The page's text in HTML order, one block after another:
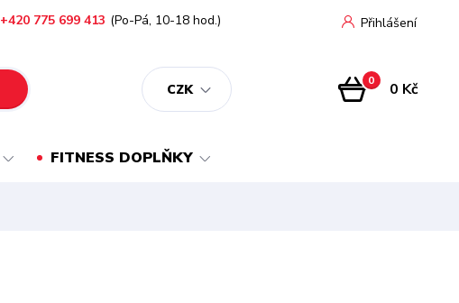
CZK
Přihlášení
+420 775 699 413 (Po-Pá, 10-18 hod.)
0 0 Kč
FITNESS DOPLŇKY